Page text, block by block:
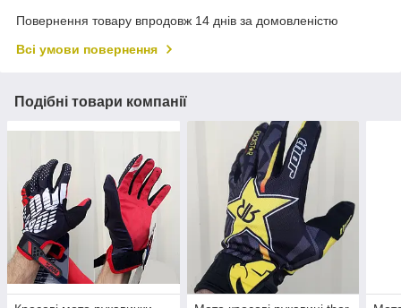
Повернення товару впродовж 14 днів за домовленістю
Всі умови повернення
Подібні товари компанії